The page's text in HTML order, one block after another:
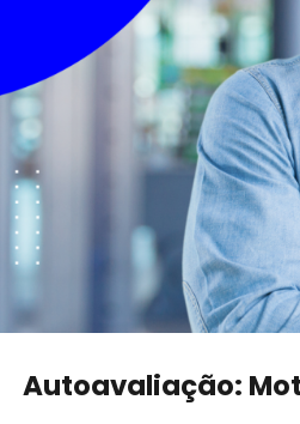
Autoavaliação: